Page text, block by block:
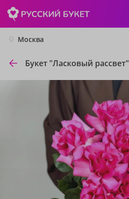
Москва
Букет "Ласковый рассвет"